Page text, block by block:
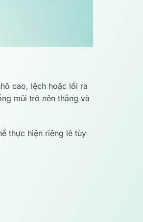
cao, lệch hoặc lồi ra
mũi trở nên thẳng và
thực hiện riêng lẻ tùy